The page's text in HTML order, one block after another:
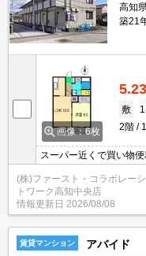
高知
築21
画像：6枚
5.23
敷
2階
スーパー近くで買い物
やすい物件です！！
(株)ファースト・コラボレー
トワーク高知中央店
情報更新日 2026/08/08
賃貸マンション アバイド